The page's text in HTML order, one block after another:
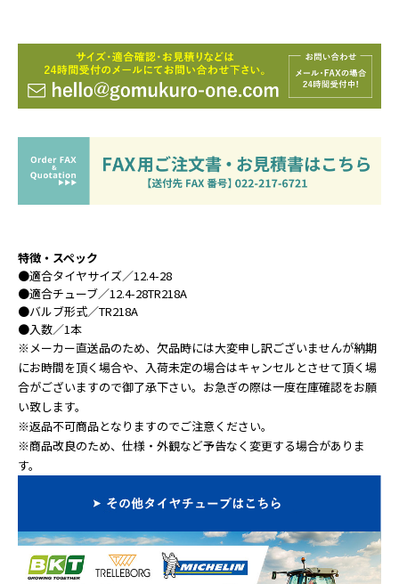
特徴・スペック
●適合タイヤサイズ／12.4-28
●適合チューブ／12.4-28TR218A
●バルブ形式／TR218A
●入数／1本
※メーカー直送品のため、欠品時には大変申し訳ございませんが納期
にお時間を頂く場合や、入荷未定の場合はキャンセルとさせて頂く場
合がございますので御了承下さい。お急ぎの際は一度在庫確認をお願
い致します。
※返品不可商品となりますのでご注意ください。
※商品改良のため、仕様・外観など予告なく変更する場合がありま
す。